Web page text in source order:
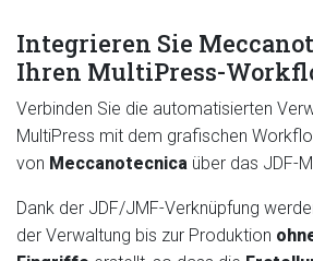
Integrieren Sie
Ihren MultiPress-
Verbinden Sie die automatisierten
MultiPress mit dem grafischen
von Meccanotecnica über das JDF-
Dank der JDF/JMF-Verknüpfung
der Verwaltung bis zur Produktion